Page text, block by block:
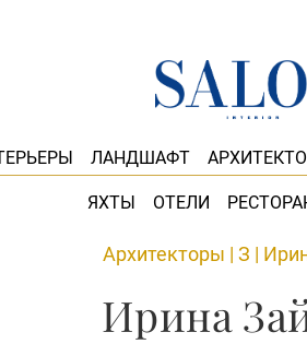
ЛАНДШАФТ
ЯХТЫ ОТЕЛИ
Архитекторы | З |
Ирина